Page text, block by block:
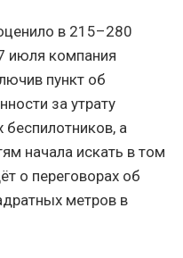
в 215–280
июля компания
пункт об
за утрату
беспилотников, а
начала искать в том
о переговорах об
метров в